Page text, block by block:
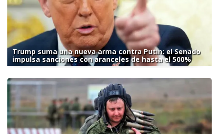
Trump suma una nueva arma contra Putin: el Senado
impulsa sanciones con aranceles de hasta el 500%